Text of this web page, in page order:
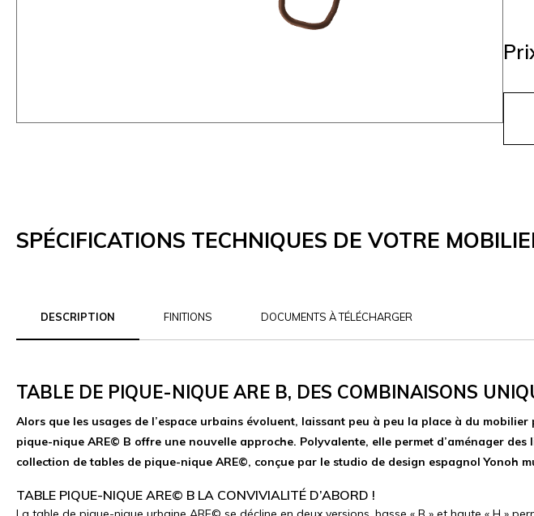
SPÉCIFICATIONS TECHNIQUES DE VOTRE
DESCRIPTION FINITIONS DOCUMENTS À TÉLÉCHARGER
TABLE DE PIQUE-NIQUE ARE B, DES COMBINAISONS
Alors que les usages de l’espace urbains évoluent, laissant peu à peu la place à du
pique-nique ARE© B offre une nouvelle approche. Polyvalente, elle permet d’aménager
collection de tables de pique-nique ARE©, conçue par le studio de design espagnol
TABLE PIQUE-NIQUE ARE© B LA CONVIVIALITÉ D’ABORD !